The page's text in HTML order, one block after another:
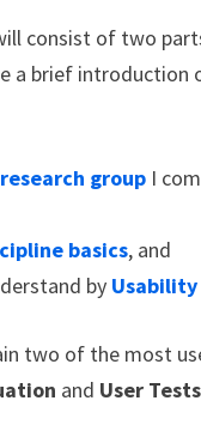
consist of two
a brief introduction
research groupI
basics, and
by Usability
two of the most
and User Tests